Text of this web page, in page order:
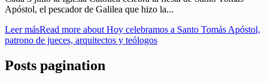
Apóstol, el pescador de Galilea que hizo la...
Leer másRead more about Hoy celebramos a Santo Tomás Apóstol,
patrono de jueces, arquitectos y teólogos
Posts pagination